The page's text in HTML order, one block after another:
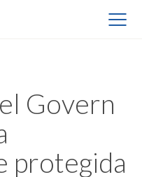
Govern
protegida